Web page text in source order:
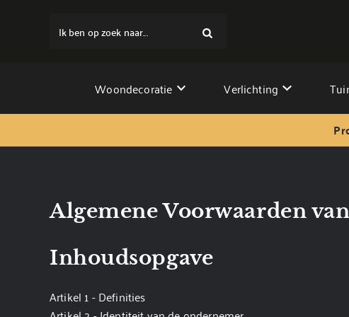
Ik ben op zoek naar...
Woondecoratie Verlichting
Algemene Voorwaarden
Inhoudsopgave
Artikel 1 - Definities